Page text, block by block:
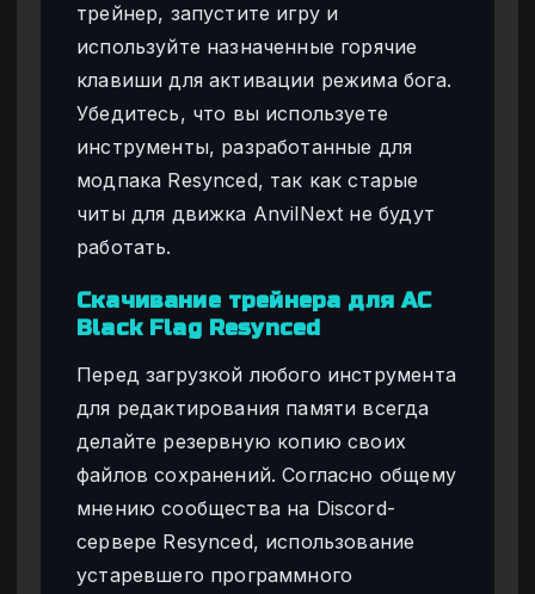
трейнер, запустите игру и
используйте назначенные горячие
клавиши для активации режима бога.
Убедитесь, что вы используете
инструменты, разработанные для
модпака Resynced, так как старые
читы для движка AnvilNext не будут
работать.
Скачивание трейнера для AC
Black Flag Resynced
Перед загрузкой любого инструмента
для редактирования памяти всегда
делайте резервную копию своих
файлов сохранений. Согласно общему
мнению сообщества на Discord-
сервере Resynced, использование
устаревшего программного